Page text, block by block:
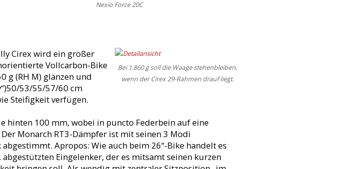
Nexio Force 20C
Bei 1.860 g soll die Waage stehenbleiben,
wenn der Cirex 29-Rahmen drauf liegt.
Cirex wird ein großer
Vollcarbon-Bike
g (RH M) glänzen und
53/55/57/60 cm
Steifigkeit verfügen.
hinten 100 mm, wobei in puncto Federbein auf eine
Monarch RT3-Dämpfer ist mit seinen 3 Modi
Apropos: Wie auch beim 26“-Bike handelt es
Eingelenker, der es mitsamt seinen kurzen